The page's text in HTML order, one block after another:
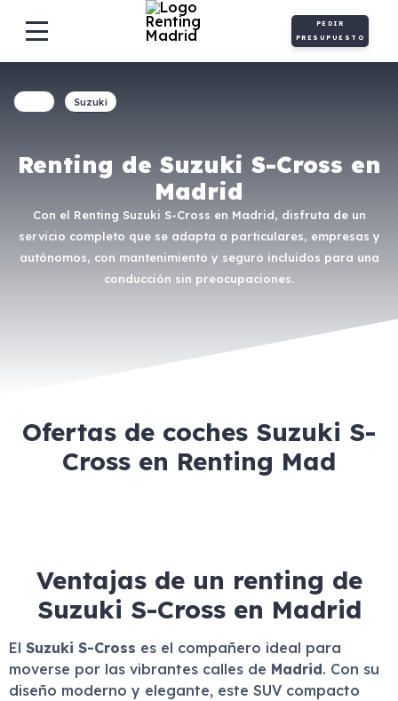
PEDIR
PRESUPUESTO
Renting de Suzuki S-Cross en
Madrid
Con el Renting Suzuki S-Cross en Madrid, disfruta de un
servicio completo que se adapta a particulares, empresas y
autónomos, con mantenimiento y seguro incluidos para una
conducción sin preocupaciones.
Suzuki
Ofertas de coches Suzuki S-
Cross en Renting Mad
Ventajas de un renting de
Suzuki S-Cross en Madrid
El Suzuki S-Cross es el compañero ideal para
moverse por las vibrantes calles de Madrid. Con su
diseño moderno y elegante, este SUV compacto